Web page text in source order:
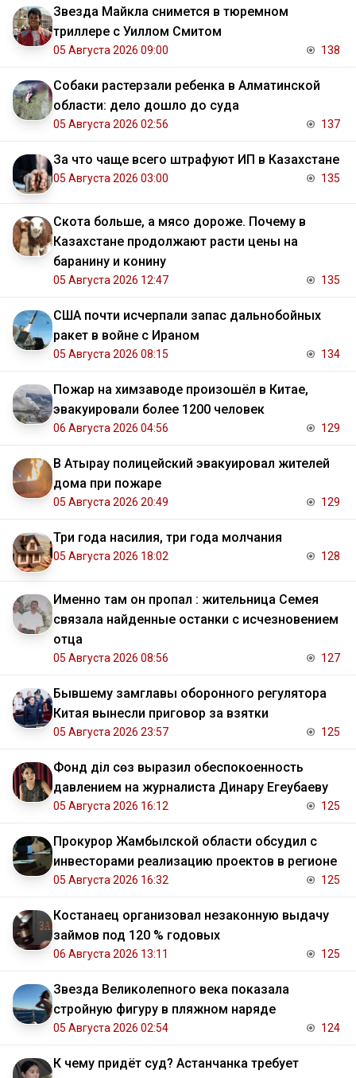
Звезда Майкла снимется в тюремном
триллере с Уиллом Смитом
05 Августа 2026 09:00 138
Собаки растерзали ребенка в Алматинской
области: дело дошло до суда
05 Августа 2026 02:56 137
За что чаще всего штрафуют ИП в Казахстане
05 Августа 2026 03:00 135
Скота больше, а мясо дороже. Почему в
Казахстане продолжают расти цены на
баранину и конину
05 Августа 2026 12:47 135
США почти исчерпали запас дальнобойных
ракет в войне с Ираном
05 Августа 2026 08:15 134
Пожар на химзаводе произошёл в Китае,
эвакуировали более 1200 человек
06 Августа 2026 04:56 129
В Атырау полицейский эвакуировал жителей
дома при пожаре
05 Августа 2026 20:49 129
Три года насилия, три года молчания
05 Августа 2026 18:02 128
Именно там он пропал : жительница Семея
связала найденные останки с исчезновением
отца
05 Августа 2026 08:56 127
Бывшему замглавы оборонного регулятора
Китая вынесли приговор за взятки
05 Августа 2026 23:57 125
Фонд Әділ сөз выразил обеспокоенность
давлением на журналиста Динару Егеубаеву
05 Августа 2026 16:12 125
Прокурор Жамбылской области обсудил с
инвесторами реализацию проектов в регионе
05 Августа 2026 16:32 125
Костанаец организовал незаконную выдачу
займов под 120 % годовых
06 Августа 2026 13:11 125
Звезда Великолепного века показала
стройную фигуру в пляжном наряде
05 Августа 2026 02:54 124
К чему придёт суд? Астанчанка требует